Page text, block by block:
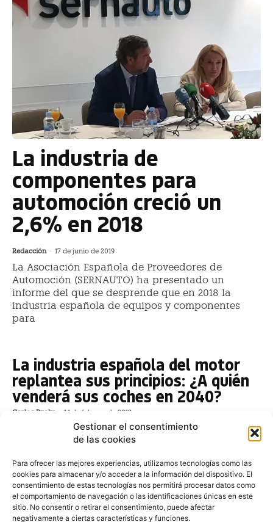
Gestionar el consentimiento
de las cookies
Para ofrecer las mejores experiencias, utilizamos tecnologías como las
cookies para almacenar y/o acceder a la información del dispositivo. El
consentimiento de estas tecnologías nos permitirá procesar datos como
el comportamiento de navegación o las identificaciones únicas en este
sitio. No consentir o retirar el consentimiento, puede afectar
negativamente a ciertas características y funciones.
La industria de
componentes para
automoción creció un
2,6% en 2018
Redacción - 17 de junio de 2019
La Asociación Española de Proveedores de
Automoción (SERNAUTO) ha presentado un
informe del que se desprende que en 2018 la
industria española de equipos y componentes
para
La industria española del motor
replantea sus principios: ¿A quién
venderá sus coches en 2040?
Carlos Drake 14 de febrero de 2019
Sin superar aún del todo el terremoto sufrido en
verano del año pasado por la entrada en vigor del
directivos de las marcas automovilísticas que operan
Automotive Meetings llega a
Madrid